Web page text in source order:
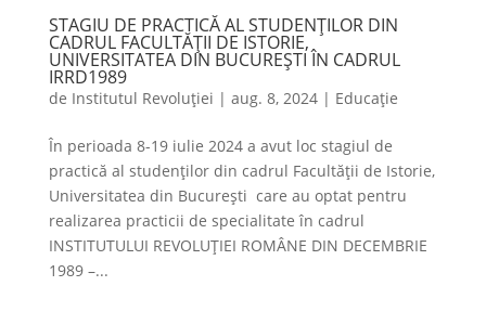
STAGIU DE PRACTICĂ AL STUDENȚILOR DIN
CADRUL FACULTĂȚII DE ISTORIE,
UNIVERSITATEA DIN BUCUREȘTI ÎN CADRUL
IRRD1989
de Institutul Revoluției | aug. 8, 2024| Educație
În perioada 8-19 iulie 2024 a avut loc stagiul de
practică al studenților din cadrul Facultății de Istorie,
Universitatea din București care au optat pentru
realizarea practicii de specialitate în cadrul
INSTITUTULUI REVOLUȚIEI ROMÂNE DIN DECEMBRIE
1989 –...